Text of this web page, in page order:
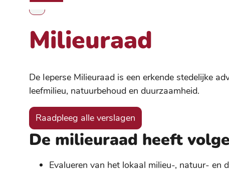
Toon alle broodkruimel items
Milieuraad
De Ieperse Milieuraad is een erkende stedelijke
leefmilieu, natuurbehoud en duurzaamheid.
Raadpleeg alle verslagen
De milieuraad heeft
Evalueren van het lokaal milieu-, natuur- en